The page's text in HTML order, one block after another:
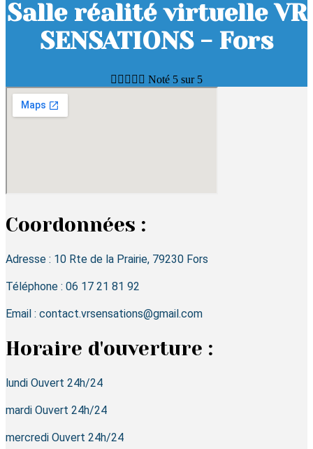
Salle réalité virtuelle VR
SENSATIONS - Fors
     Noté 5 sur 5
Coordonnées :
Adresse : 10 Rte de la Prairie, 79230 Fors
Téléphone : 06 17 21 81 92
Email : contact.vrsensations@gmail.com
Horaire d'ouverture :
lundi Ouvert 24h/24
mardi Ouvert 24h/24
mercredi Ouvert 24h/24